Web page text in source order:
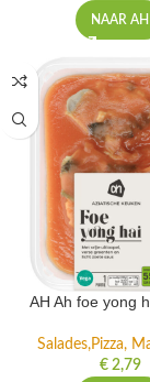
NAAR AH
AH Ah foe yong
Salades,Pizza,
€2,79